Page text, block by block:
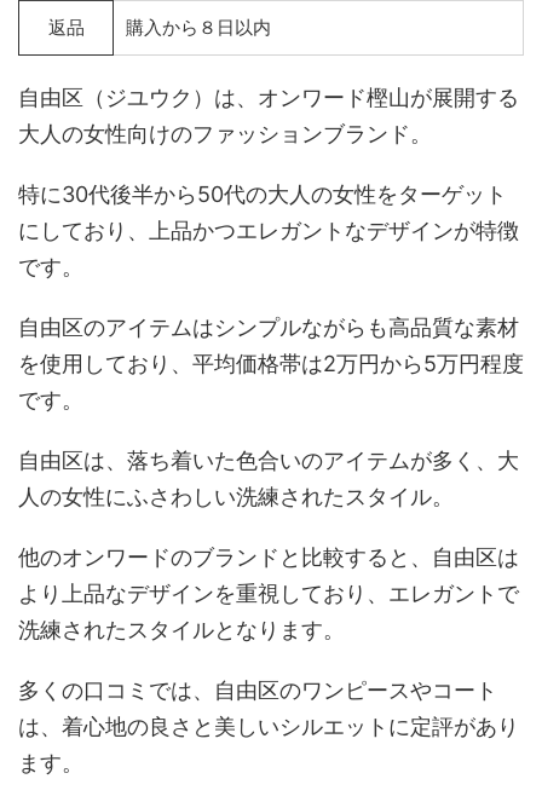
返品 購入から８日以内
自由区（ジユウク）は、オンワード樫山が展開する
大人の女性向けのファッションブランド。
特に30代後半から50代の大人の女性をターゲット
にしており、上品かつエレガントなデザインが特徴
です。
自由区のアイテムはシンプルながらも高品質な素材
を使用しており、平均価格帯は2万円から5万円程度
です。
自由区は、落ち着いた色合いのアイテムが多く、大
人の女性にふさわしい洗練されたスタイル。
他のオンワードのブランドと比較すると、自由区は
より上品なデザインを重視しており、エレガントで
洗練されたスタイルとなります。
多くの口コミでは、自由区のワンピースやコート
は、着心地の良さと美しいシルエットに定評があり
ます。